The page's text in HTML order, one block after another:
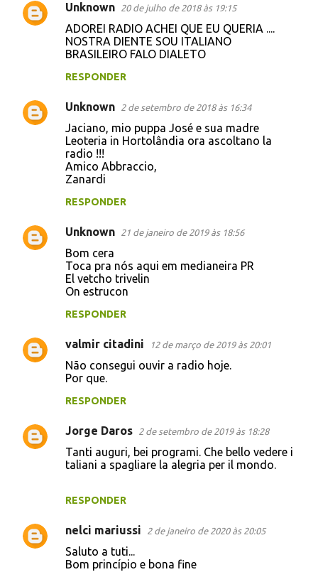
Unknown 20 de julho de 2018 às 19:15
ADOREI RADIO ACHEI QUE EU QUERIA ....
NOSTRA DIENTE SOU ITALIANO
BRASILEIRO FALO DIALETO
RESPONDER
Unknown 2 de setembro de 2018 às 16:34
Jaciano, mio puppa José e sua madre
Leoteria in Hortolândia ora ascoltano la
radio !!!
Amico Abbraccio,
Zanardi
RESPONDER
Unknown 21 de janeiro de 2019 às 18:56
Bom cera
Toca pra nós aqui em medianeira PR
El vetcho trivelin
On estrucon
RESPONDER
valmir citadini 12 de março de 2019 às 20:01
Não consegui ouvir a radio hoje.
Por que.
RESPONDER
Jorge Daros 2 de setembro de 2019 às 18:28
Tanti auguri, bei programi. Che bello vedere i
taliani a spagliare la alegria per il mondo.
RESPONDER
nelci mariussi 2 de janeiro de 2020 às 20:05
Saluto a tuti...
Bom princípio e bona fine